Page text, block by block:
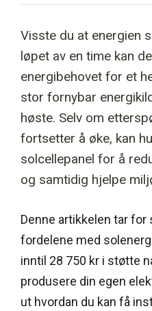
Visste du at energien
løpet av en time kan
energibehovet for et
stor fornybar
høste. Selv om
fortsetter å øke, kan
solcellepanel for å
og samtidig hjelpe
Denne artikkelen tar
fordelene med
inntil 28 750 kr i støtte
produsere din egen
ut hvordan du kan få